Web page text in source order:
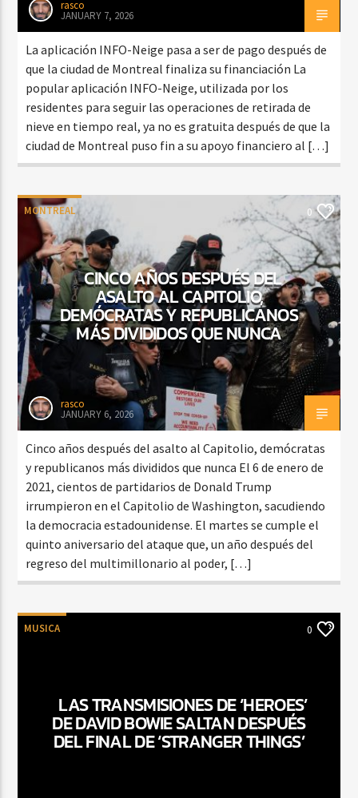
rasco
JANUARY 7, 2026
La aplicación INFO-Neige pasa a ser de pago después de
que la ciudad de Montreal finaliza su financiación La
popular aplicación INFO-Neige, utilizada por los
residentes para seguir las operaciones de retirada de
nieve en tiempo real, ya no es gratuita después de que la
ciudad de Montreal puso fin a su apoyo financiero al […]
MONTREAL 0
CINCO AÑOS DESPUÉS DEL
ASALTO AL CAPITOLIO,
DEMÓCRATAS Y REPUBLICANOS
MÁS DIVIDIDOS QUE NUNCA
rasco
JANUARY 6, 2026
Cinco años después del asalto al Capitolio, demócratas
y republicanos más divididos que nunca El 6 de enero de
2021, cientos de partidarios de Donald Trump
irrumpieron en el Capitolio de Washington, sacudiendo
la democracia estadounidense. El martes se cumple el
quinto aniversario del ataque que, un año después del
regreso del multimillonario al poder, […]
MUSICA 0
LAS TRANSMISIONES DE ‘HEROES’
DE DAVID BOWIE SALTAN DESPUÉS
DEL FINAL DE ‘STRANGER THINGS’